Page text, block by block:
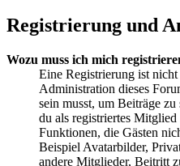
Registrierung und
Wozu muss ich mich
Eine Registrierung ist
Administration dieses
sein musst, um Beiträge
du als registriertes
Funktionen, die Gästen
Beispiel Avatarbilder,
andere Mitglieder, Beitritt